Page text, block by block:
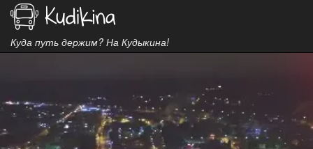
Куда путь держим? На Кудыкина!